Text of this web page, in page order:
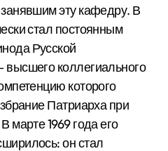
эту кафедру. В
стал постоянным
Русской
коллегиального
которого
Патриарха при
В марте 1969 года его
он стал